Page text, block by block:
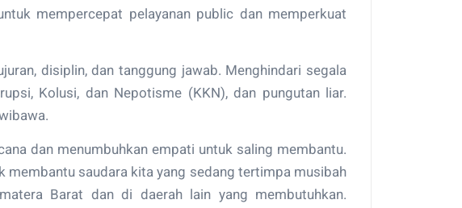
mempercepat pelayanan public dan memperkuat
disiplin, dan tanggung jawab. Menghindari segala
Kolusi, dan Nepotisme (KKN), dan pungutan liar.
dan menumbuhkan empati untuk saling membantu.
membantu saudara kita yang sedang tertimpa musibah
Barat dan di daerah lain yang membutuhkan.